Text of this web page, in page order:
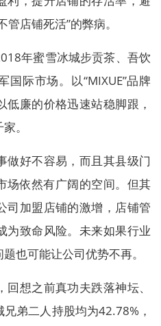
店铺死活”的弊病。
年蜜雪冰城步贡茶、吾饮
国际市场。以“MIXUE”品牌
廉的价格迅速站稳脚跟，
。
做好不容易，而且其县级门
场依然有广阔的空间。但其
司加盟店铺的激增，店铺管
为致命风险。未来如果行业
也可能让公司优势不再。
想之前真功夫跌落神坛、
弟二人持股均为42.78%，